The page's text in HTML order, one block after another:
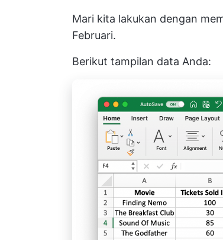
Mari kita lakukan dengan
Februari.
Berikut tampilan data Anda: